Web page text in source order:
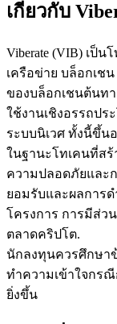
ฟิวเจอร์สที่ใช้
คัดลอกการซื้อ
เข้าร่วมกับเท
เกี่ยวกับ
Viberate (VIB) เป็
เครือข่าย บล็อกเช
ของบล็อกเชนต้นท
ใช้งานเชิงอรรถป
ระบบนิเวศ ทั้งนี้ขึ้น
ในฐานะโทเคนที่ส
ความปลอดภัยและ
ยอมรับและผลการ
โครงการ การมีส่ว
ตลาดคริปโต.
นักลงทุนควรศึกษา
ทำความเข้าใจกร
ยิ่งขึ้น